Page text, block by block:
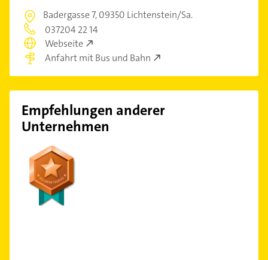
Badergasse 7,09350 Lichtenstein/Sa.
037204 22 14
Webseite
Anfahrt mit Bus und Bahn
Empfehlungen anderer
Unternehmen